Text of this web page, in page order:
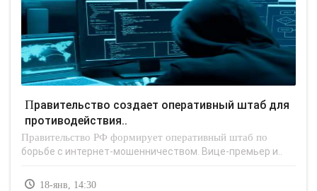
Правительство создает оперативный штаб для
противодействия..
Правительство РФ формирует оперативный штаб по
борьбе с интернет-мошенничеством. Вице-премьер и..
18-янв, 14:30